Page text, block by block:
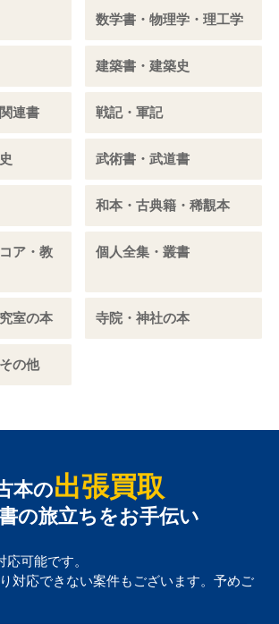
数学書・物理学・理工学
建築書・建築史
連書 戦記・軍記
武術書・武道書
和本・古典籍・稀覯本
ア・教
個人全集・叢書
室の本 寺院・神社の本
の他
本の出張買取
の旅立ちをお手伝い
可能です。
対応できない案件もございます。予めご